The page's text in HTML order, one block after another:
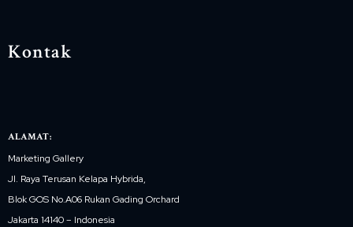
Kontak
ALAMAT:
Marketing Gallery
Jl. Raya Terusan Kelapa Hybrida,
Blok GOS No.A06 Rukan Gading Orchard
Jakarta 14140 – Indonesia